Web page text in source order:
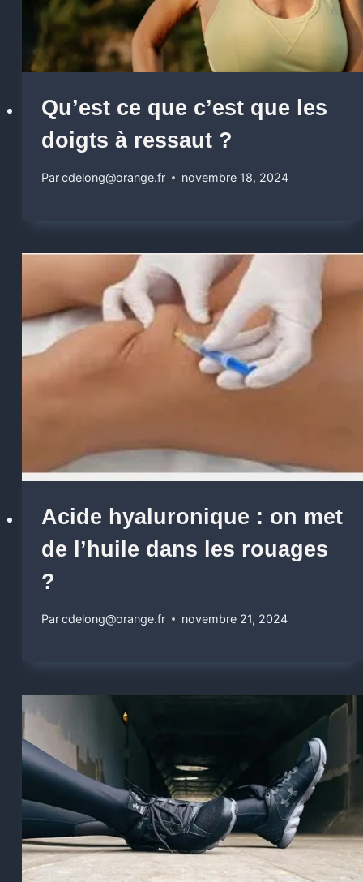
Qu’est ce que c’est que les
doigts à ressaut ?
Parcdelong@orange.fr novembre 18, 2024
Acide hyaluronique : on met
de l’huile dans les rouages
?
Parcdelong@orange.fr novembre 21, 2024